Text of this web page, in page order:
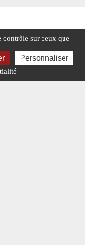
contrôle sur ceux que
Personnaliser